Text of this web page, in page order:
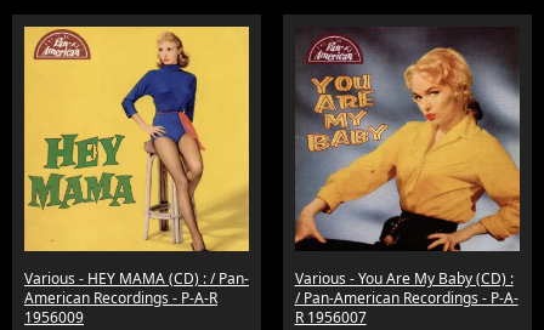
Various - HEY MAMA (CD) : / Pan-
American Recordings - P-A-R
1956009
Various - You Are My Baby (CD) :
/ Pan-American Recordings - P-A-
R 1956007